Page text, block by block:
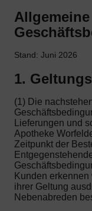
Allgemeine
Stand: Juni 2026
1.
(1) Die
Lieferungen und
Apotheke
Zeitpunkt der
Kunden
ihrer Geltung
Nebenabreden